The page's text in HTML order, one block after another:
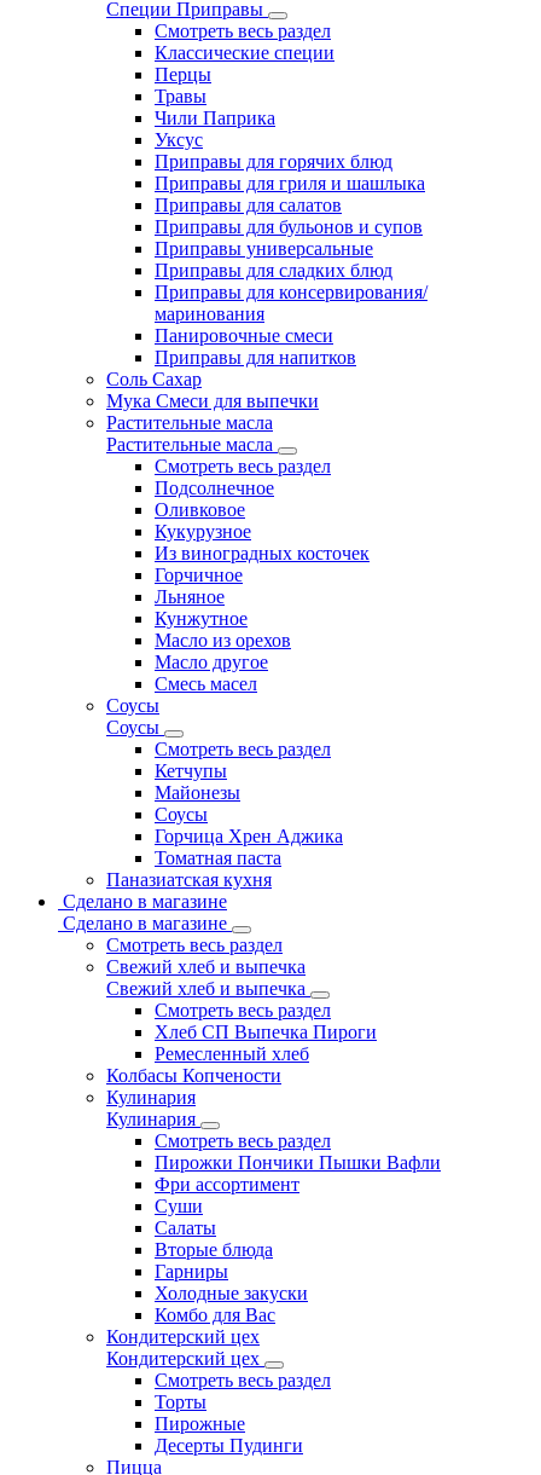
Специи Приправы
Смотреть весь раздел
Классические специи
Перцы
Травы
Чили Паприка
Уксус
Приправы для горячих блюд
Приправы для гриля и шашлыка
Приправы для салатов
Приправы для бульонов и супов
Приправы универсальные
Приправы для сладких блюд
Приправы для консервирования/
маринования
Панировочные смеси
Приправы для напитков
Соль Сахар
Мука Смеси для выпечки
Растительные масла
Растительные масла
Смотреть весь раздел
Подсолнечное
Оливковое
Кукурузное
Из виноградных косточек
Горчичное
Льняное
Кунжутное
Масло из орехов
Масло другое
Смесь масел
Соусы
Соусы
Смотреть весь раздел
Кетчупы
Майонезы
Соусы
Горчица Хрен Аджика
Томатная паста
Паназиатская кухня
Сделано в магазине
Сделано в магазине
Смотреть весь раздел
Свежий хлеб и выпечка
Свежий хлеб и выпечка
Смотреть весь раздел
Хлеб СП Выпечка Пироги
Ремесленный хлеб
Колбасы Копчености
Кулинария
Кулинария
Смотреть весь раздел
Пирожки Пончики Пышки Вафли
Фри ассортимент
Суши
Салаты
Вторые блюда
Гарниры
Холодные закуски
Комбо для Вас
Кондитерский цех
Кондитерский цех
Смотреть весь раздел
Торты
Пирожные
Десерты Пудинги
Пицца